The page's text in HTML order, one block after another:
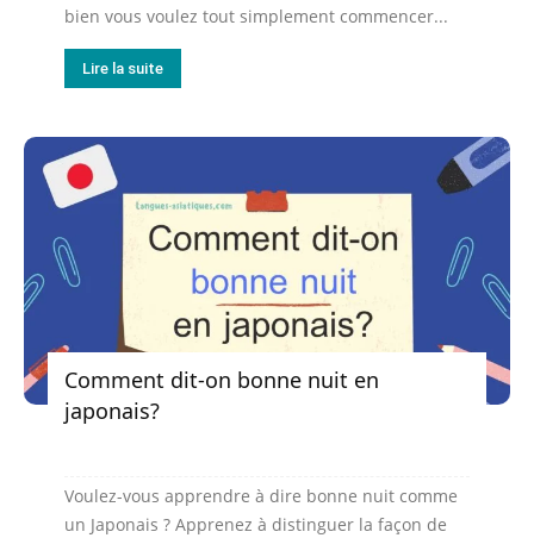
bien vous voulez tout simplement commencer...
Lire la suite
Comment dit-on bonne nuit en
japonais?
Voulez-vous apprendre à dire bonne nuit comme
un Japonais ? Apprenez à distinguer la façon de